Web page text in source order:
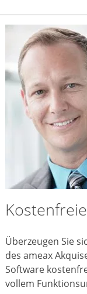
Überzeugen Sie
des ameax
Software
vollem